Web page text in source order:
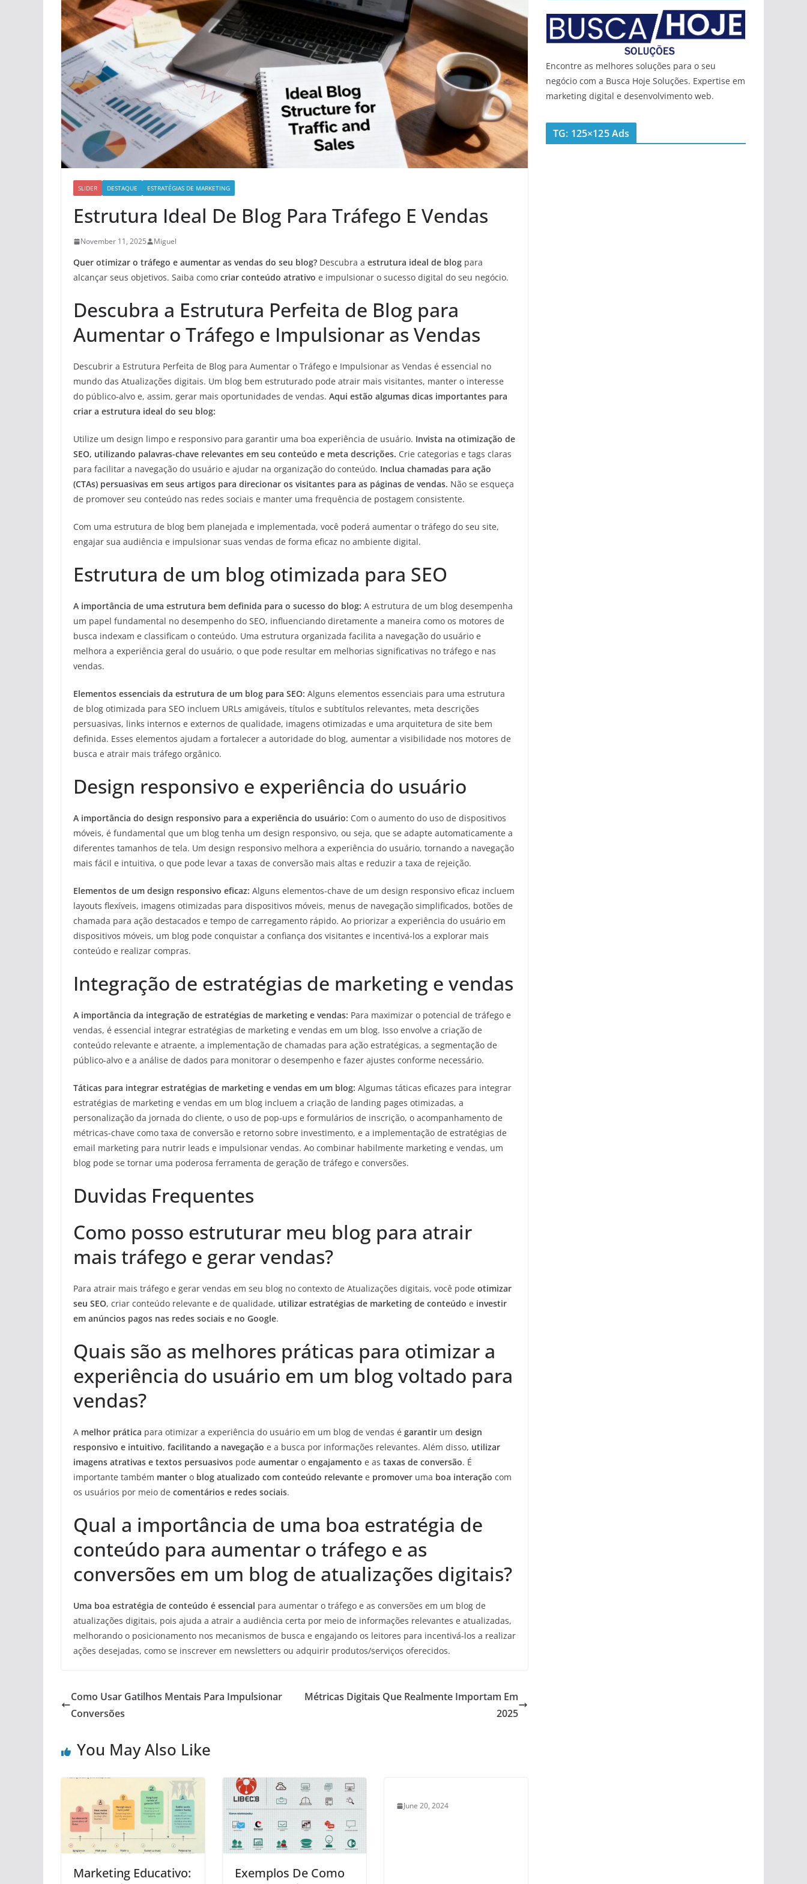
SLIDER DESTAQUE ESTRATÉGIAS DE MARKETING
Estrutura Ideal De Blog Para Tráfego E Vendas
November 11, 2025 Miguel
Quer otimizar o tráfego e aumentar as vendas do seu blog? Descubra a estrutura ideal de blog para
alcançar seus objetivos. Saiba como criar conteúdo atrativo e impulsionar o sucesso digital do seu negócio.
Descubra a Estrutura Perfeita de Blog para
Aumentar o Tráfego e Impulsionar as Vendas
Descubrir a Estrutura Perfeita de Blog para Aumentar o Tráfego e Impulsionar as Vendas é essencial no
mundo das Atualizações digitais. Um blog bem estruturado pode atrair mais visitantes, manter o interesse
do público-alvo e, assim, gerar mais oportunidades de vendas. Aqui estão algumas dicas importantes para
criar a estrutura ideal do seu blog:
Utilize um design limpo e responsivo para garantir uma boa experiência de usuário. Invista na otimização de
SEO, utilizando palavras-chave relevantes em seu conteúdo e meta descrições. Crie categorias e tags claras
para facilitar a navegação do usuário e ajudar na organização do conteúdo. Inclua chamadas para ação
(CTAs) persuasivas em seus artigos para direcionar os visitantes para as páginas de vendas. Não se esqueça
de promover seu conteúdo nas redes sociais e manter uma frequência de postagem consistente.
Com uma estrutura de blog bem planejada e implementada, você poderá aumentar o tráfego do seu site,
engajar sua audiência e impulsionar suas vendas de forma eficaz no ambiente digital.
Estrutura de um blog otimizada para SEO
A importância de uma estrutura bem definida para o sucesso do blog: A estrutura de um blog desempenha
um papel fundamental no desempenho do SEO, influenciando diretamente a maneira como os motores de
busca indexam e classificam o conteúdo. Uma estrutura organizada facilita a navegação do usuário e
melhora a experiência geral do usuário, o que pode resultar em melhorias significativas no tráfego e nas
vendas.
Elementos essenciais da estrutura de um blog para SEO: Alguns elementos essenciais para uma estrutura
de blog otimizada para SEO incluem URLs amigáveis, títulos e subtítulos relevantes, meta descrições
persuasivas, links internos e externos de qualidade, imagens otimizadas e uma arquitetura de site bem
definida. Esses elementos ajudam a fortalecer a autoridade do blog, aumentar a visibilidade nos motores de
busca e atrair mais tráfego orgânico.
Design responsivo e experiência do usuário
A importância do design responsivo para a experiência do usuário: Com o aumento do uso de dispositivos
móveis, é fundamental que um blog tenha um design responsivo, ou seja, que se adapte automaticamente a
diferentes tamanhos de tela. Um design responsivo melhora a experiência do usuário, tornando a navegação
mais fácil e intuitiva, o que pode levar a taxas de conversão mais altas e reduzir a taxa de rejeição.
Elementos de um design responsivo eficaz: Alguns elementos-chave de um design responsivo eficaz incluem
layouts flexíveis, imagens otimizadas para dispositivos móveis, menus de navegação simplificados, botões de
chamada para ação destacados e tempo de carregamento rápido. Ao priorizar a experiência do usuário em
dispositivos móveis, um blog pode conquistar a confiança dos visitantes e incentivá-los a explorar mais
conteúdo e realizar compras.
Integração de estratégias de marketing e vendas
A importância da integração de estratégias de marketing e vendas: Para maximizar o potencial de tráfego e
vendas, é essencial integrar estratégias de marketing e vendas em um blog. Isso envolve a criação de
conteúdo relevante e atraente, a implementação de chamadas para ação estratégicas, a segmentação de
público-alvo e a análise de dados para monitorar o desempenho e fazer ajustes conforme necessário.
Táticas para integrar estratégias de marketing e vendas em um blog: Algumas táticas eficazes para integrar
estratégias de marketing e vendas em um blog incluem a criação de landing pages otimizadas, a
personalização da jornada do cliente, o uso de pop-ups e formulários de inscrição, o acompanhamento de
métricas-chave como taxa de conversão e retorno sobre investimento, e a implementação de estratégias de
email marketing para nutrir leads e impulsionar vendas. Ao combinar habilmente marketing e vendas, um
blog pode se tornar uma poderosa ferramenta de geração de tráfego e conversões.
Duvidas Frequentes
Como posso estruturar meu blog para atrair
mais tráfego e gerar vendas?
Para atrair mais tráfego e gerar vendas em seu blog no contexto de Atualizações digitais, você pode otimizar
seu SEO, criar conteúdo relevante e de qualidade, utilizar estratégias de marketing de conteúdo e investir
em anúncios pagos nas redes sociais e no Google.
Quais são as melhores práticas para otimizar a
experiência do usuário em um blog voltado para
vendas?
A melhor prática para otimizar a experiência do usuário em um blog de vendas é garantir um design
responsivo e intuitivo, facilitando a navegação e a busca por informações relevantes. Além disso, utilizar
imagens atrativas e textos persuasivos pode aumentar o engajamento e as taxas de conversão. É
importante também manter o blog atualizado com conteúdo relevante e promover uma boa interação com
os usuários por meio de comentários e redes sociais.
Qual a importância de uma boa estratégia de
conteúdo para aumentar o tráfego e as
conversões em um blog de atualizações digitais?
Uma boa estratégia de conteúdo é essencial para aumentar o tráfego e as conversões em um blog de
atualizações digitais, pois ajuda a atrair a audiência certa por meio de informações relevantes e atualizadas,
melhorando o posicionamento nos mecanismos de busca e engajando os leitores para incentivá-los a realizar
ações desejadas, como se inscrever em newsletters ou adquirir produtos/serviços oferecidos.
Como Usar Gatilhos Mentais Para Impulsionar
Conversões
Métricas Digitais Que Realmente Importam Em
2025
You May Also Like
Marketing Educativo:
Exemplos De Como
June 20, 2024
Encontre as melhores soluções para o seu
negócio com a Busca Hoje Soluções. Expertise em
marketing digital e desenvolvimento web.
TG: 125×125 Ads